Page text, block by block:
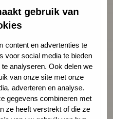
gebruik van
content en advertenties te
voor social media te bieden
analyseren. Ook delen we
van onze site met onze
adverteren en analyse.
gegevens combineren met
ze heeft verstrekt of die ze